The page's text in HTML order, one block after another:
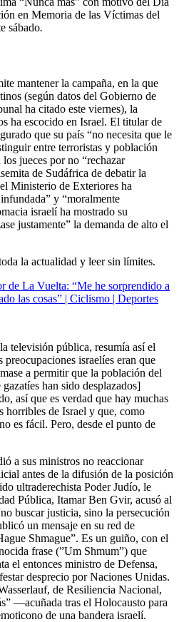
en Memoria de las Víctimas del
sábado.
mantener la campaña, en la que
(según datos del Gobierno de
ha citado este viernes), la
ha escocido en Israel. El titular de
que su país “no necesita que le
entre terroristas y población
jueces por no “rechazar
de Sudáfrica de debatir la
Ministerio de Exteriores ha
y “moralmente
israelí ha mostrado su
justamente” la demanda de alto el
la actualidad y leer sin límites.
de La Vuelta: “Me he sorprendido a
las cosas” | Ciclismo | Deportes
televisión pública, resumía así el
israelíes eran que
a permitir que la población del
han sido desplazados]
así que es verdad que hay muchas
horribles de Israel y que, como
es fácil. Pero, desde el punto de
a sus ministros no reaccionar
antes de la difusión de la posición
ultraderechista Poder Judío, le
Pública, Itamar Ben Gvir, acusó al
buscar justicia, sino la persecución
un mensaje en su red de
Shmague”. Es un guiño, con el
frase (”Um Shmum”) que
el entonces ministro de Defensa,
desprecio por Naciones Unidas.
de Resiliencia Nacional,
―acuñada tras el Holocausto para
de una bandera israelí.